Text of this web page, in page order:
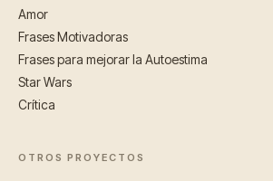
Amor
Frases Motivadoras
Frases para mejorar la Autoestima
Star Wars
Crítica
OTROS PROYECTOS